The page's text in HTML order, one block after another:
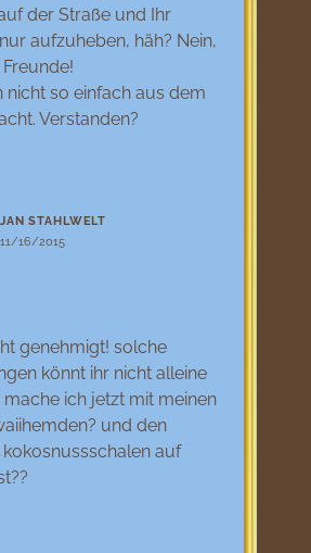
der Straße und Ihr
aufzuheben, häh? Nein,
nicht so einfach aus dem
Verstanden?
JAN STAHLWELT
11/16/2015
genehmigt! solche
könnt ihr nicht alleine
mache ich jetzt mit meinen
und den
auf